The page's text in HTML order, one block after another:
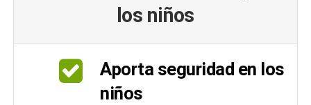
los niños
Aporta seguridad en los
niños